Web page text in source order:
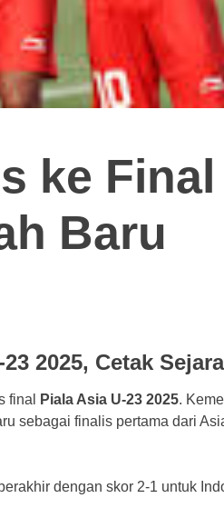
ke
Baru
2025, Cetak
final Piala Asia U-23 2025.
sebagai finalis pertama dari
dengan skor 2-1 untuk